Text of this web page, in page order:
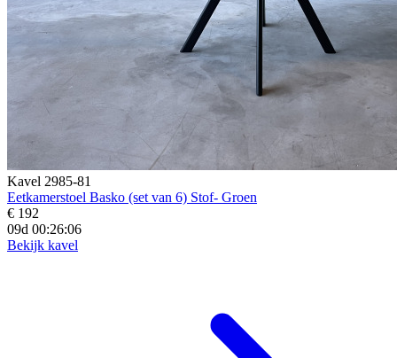
Kavel 2985-81
Eetkamerstoel Basko (set van 6) Stof- Groen
€ 192
09d 00:26:04
Bekijk kavel